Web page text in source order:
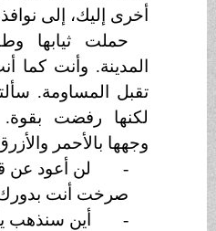
أخرى إليك، إلى نوافذك
حملت ثيابها
المدينة. وأنت كما
تقبل المساومة.
لكنها رفضت بقوة.
وجهها بالأحمر والأزرق
لن أعود عن
صرخت أنت بدورك،
أين سنذهب يا